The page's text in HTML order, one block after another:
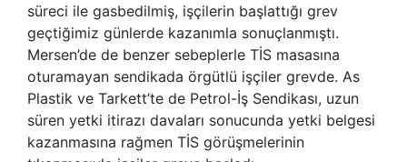
süreci ile gasbedilmiş, işçilerin başlattığı grev
geçtiğimiz günlerde kazanımla sonuçlanmıştı.
Mersen’de de benzer sebeplerle TİS masasına
oturamayan sendikada örgütlü işçiler grevde. As
Plastik ve Tarkett’te de Petrol-İş Sendikası, uzun
süren yetki itirazı davaları sonucunda yetki belgesi
kazanmasına rağmen TİS görüşmelerinin